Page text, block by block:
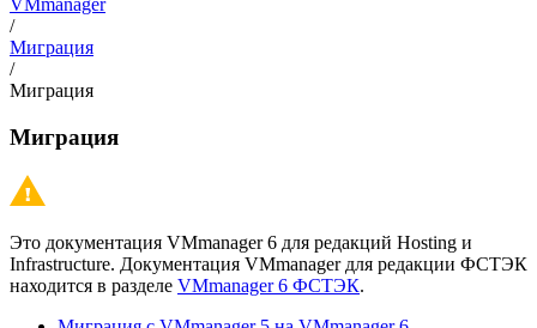
VMmanager
/
Миграция
/
Миграция
Миграция
Это документация VMmanager 6 для редакций Hosting и
Infrastructure. Документация VMmanager для редакции ФСТЭК
находится в разделе VMmanager 6 ФСТЭК.